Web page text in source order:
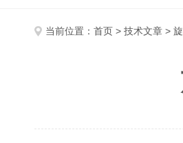
当前位置： 首页 > 技术文章 >